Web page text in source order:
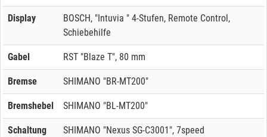
Display
BOSCH, "Intuvia " 4-Stufen, Remote Control,
Schiebehilfe
Gabel RST "Blaze T", 80 mm
Bremse SHIMANO "BR-MT200"
Bremshebel SHIMANO "BL-MT200"
Schaltung SHIMANO "Nexus SG-C3001", 7speed